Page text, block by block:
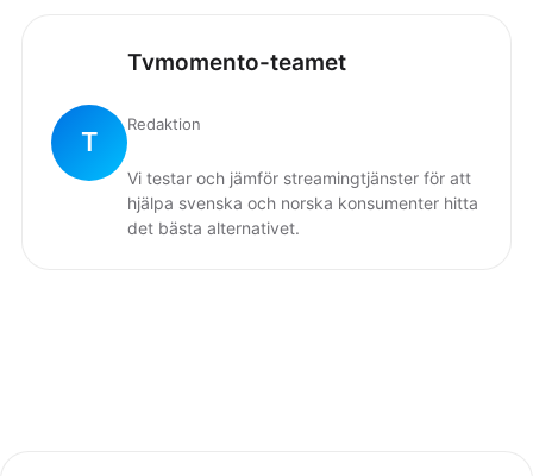
T
Tvmomento-teamet
Redaktion
Vi testar och jämför streamingtjänster för att
hjälpa svenska och norska konsumenter hitta
det bästa alternativet.